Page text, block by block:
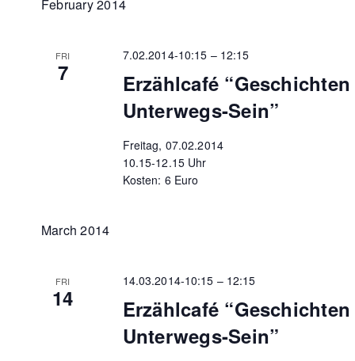
February 2014
FRI
7
Erzählcafé
Unterwegs-Sein”
7.02.2014-10:15 – 12:15
Freitag, 07.02.2014
10.15-12.15 Uhr
Kosten: 6 Euro
March 2014
FRI
14
Erzählcafé
Unterwegs-Sein”
14.03.2014-10:15 – 12:15